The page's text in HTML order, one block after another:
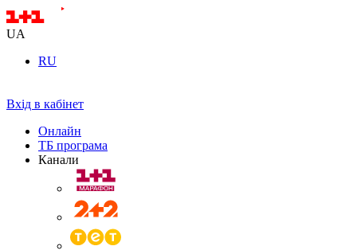
UA
RU
Вхід в кабінет
Онлайн
ТБ програма
Канали